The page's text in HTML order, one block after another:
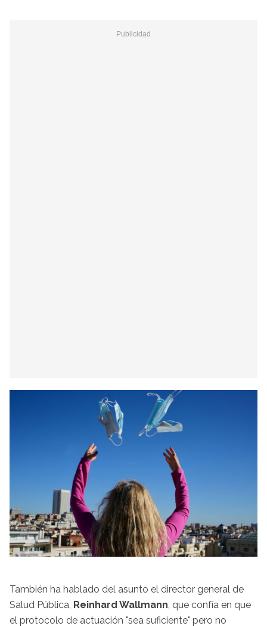
También ha hablado del asunto el director general de
Salud Pública, Reinhard Wallmann , que confía en que
el protocolo de actuación "sea suficiente" pero no